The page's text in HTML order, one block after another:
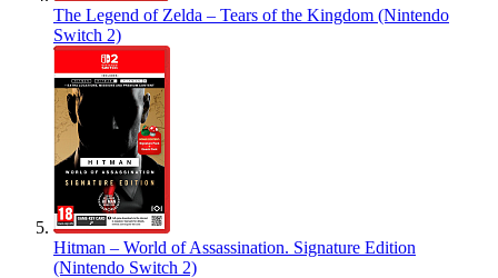
The Legend of Zelda – Tears of the Kingdom (Nintendo
Switch 2)
Hitman – World of Assassination. Signature Edition
(Nintendo Switch 2)